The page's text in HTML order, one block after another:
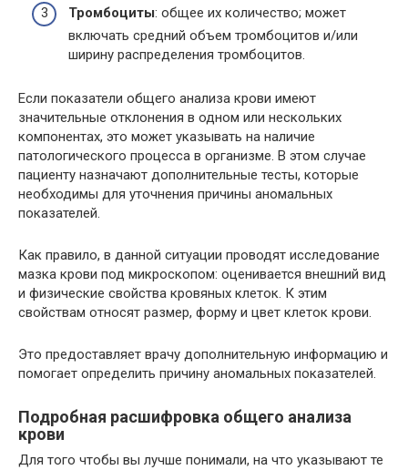
Тромбоциты: общее их количество; может
включать средний объем тромбоцитов и/или
ширину распределения тромбоцитов.
Если показатели общего анализа крови имеют
значительные отклонения в одном или нескольких
компонентах, это может указывать на наличие
патологического процесса в организме. В этом случае
пациенту назначают дополнительные тесты, которые
необходимы для уточнения причины аномальных
показателей.
Как правило, в данной ситуации проводят исследование
мазка крови под микроскопом: оценивается внешний вид
и физические свойства кровяных клеток. К этим
свойствам относят размер, форму и цвет клеток крови.
Это предоставляет врачу дополнительную информацию и
помогает определить причину аномальных показателей.
Подробная расшифровка общего анализа
крови
Для того чтобы вы лучше понимали, на что указывают те